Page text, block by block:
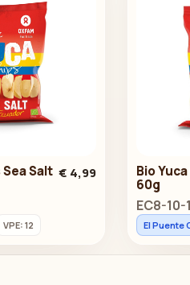
Sea Salt € 4,99
VPE: 12
Bio
60g
EC8-10-
El Puente